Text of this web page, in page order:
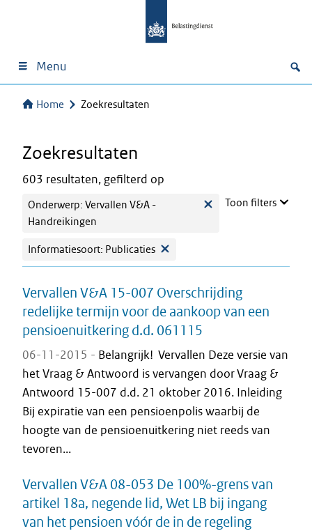
Menu
Home Zoekresultaten
Zoekresultaten
603 resultaten, gefilterd op
Onderwerp: Vervallen V&A -
Handreikingen
Informatiesoort: Publicaties
Toon filters
Vervallen V&A 15-007 Overschrijding
redelijke termijn voor de aankoop van een
pensioenuitkering d.d. 061115
06-11-2015 - Belangrijk! Vervallen Deze versie van
het Vraag & Antwoord is vervangen door Vraag &
Antwoord 15-007 d.d. 21 oktober 2016. Inleiding
Bij expiratie van een pensioenpolis waarbij de
hoogte van de pensioenuitkering niet reeds van
tevoren...
Vervallen V&A 08-053 De 100%-grens van
artikel 18a, negende lid, Wet LB bij ingang
van het pensioen vóór de in de regeling